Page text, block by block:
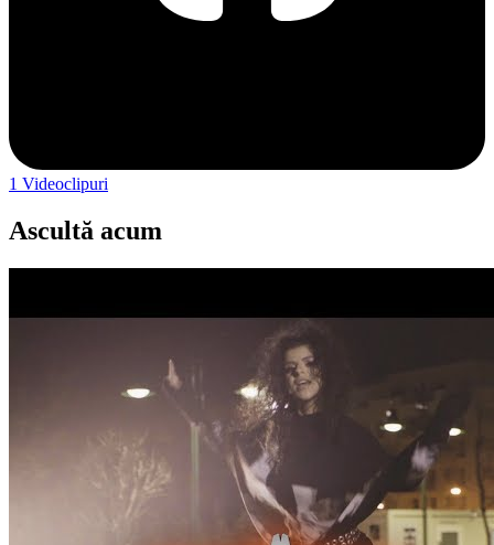
1 Videoclipuri
Ascultă acum